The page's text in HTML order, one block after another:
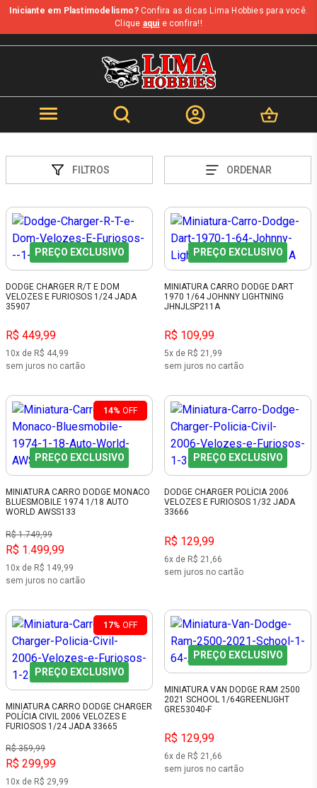
Iniciante em Plastimodelismo?Confira as dicas Lima Hobbies para você.
Clique aqui e confira!!
FILTROS ORDENAR
PREÇO EXCLUSIVO
DODGE CHARGER R/T E DOM
VELOZES E FURIOSOS 1/24 JADA
35907
R$ 449,99
10x de R$ 44,99
sem juros no cartão
PREÇO EXCLUSIVO
MINIATURA CARRO DODGE DART
1970 1/64 JOHNNY LIGHTNING
JHNJLSP211A
R$ 109,99
5x de R$ 21,99
sem juros no cartão
14% OFF
PREÇO EXCLUSIVO
MINIATURA CARRO DODGE MONACO
BLUESMOBILE 1974 1/18 AUTO
WORLD AWSS133
R$ 1.749,99
R$ 1.499,99
10x de R$ 149,99
sem juros no cartão
PREÇO EXCLUSIVO
DODGE CHARGER POLÍCIA 2006
VELOZES E FURIOSOS 1/32 JADA
33666
R$ 129,99
6x de R$ 21,66
sem juros no cartão
17% OFF
PREÇO EXCLUSIVO
MINIATURA CARRO DODGE CHARGER
POLÍCIA CIVIL 2006 VELOZES E
FURIOSOS 1/24 JADA 33665
R$ 359,99
R$ 299,99
10x de R$ 29,99
PREÇO EXCLUSIVO
MINIATURA VAN DODGE RAM 2500
2021 SCHOOL 1/64GREENLIGHT
GRE53040-F
R$ 129,99
6x de R$ 21,66
sem juros no cartão